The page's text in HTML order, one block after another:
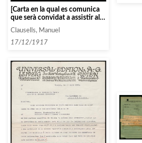
[Carta en la qual es comunica
que serà convidat a assistir als
canvi de que ell envii els
exemplars de la revista on es
Clausells, Manuel
17/12/1917